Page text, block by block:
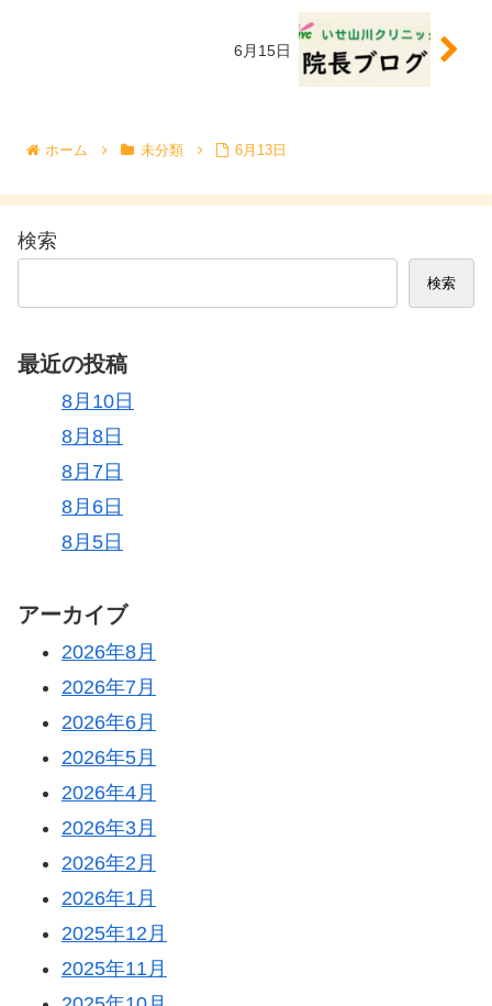
6月15日
ホーム 未分類 6月13日
検索
検索
最近の投稿
8月10日
8月8日
8月7日
8月6日
8月5日
アーカイブ
2026年8月
2026年7月
2026年6月
2026年5月
2026年4月
2026年3月
2026年2月
2026年1月
2025年12月
2025年11月